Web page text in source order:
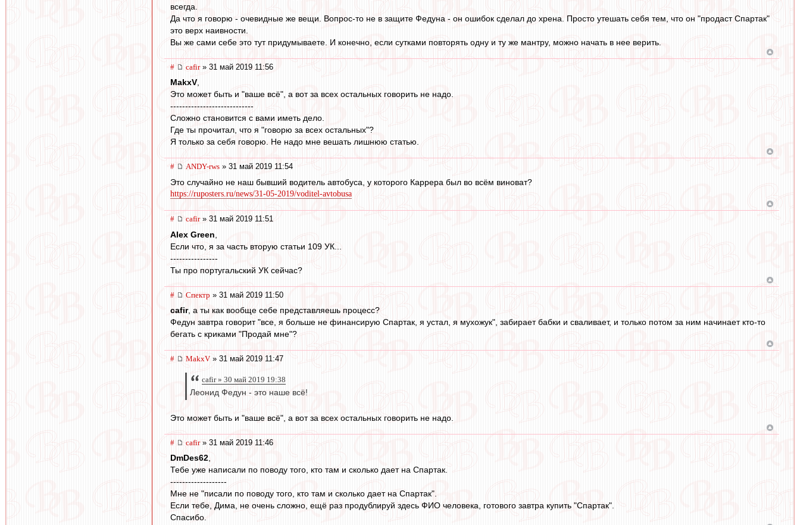
всегда.
Да что я говорю - очевидные же вещи. Вопрос-то не в защите Федуна - он ошибок сделал до хрена. Просто утешать себя тем, что он "продаст Спартак"
это верх наивности.
Вы же сами себе это тут придумываете. И конечно, если сутками повторять одну и ту же мантру, можно начать в нее верить.
# cafir» 31 май 2019 11:56
MakxV,
Это может быть и "ваше всё", а вот за всех остальных говорить не надо.
----------------------------
Сложно становится с вами иметь дело.
Где ты прочитал, что я "говорю за всех остальных"?
Я только за себя говорю. Не надо мне вешать лишнюю статью.
# ANDY-rws » 31 май 2019 11:54
Это случайно не наш бывший водитель автобуса, у которого Каррера был во всём виноват?
https://ruposters.ru/news/31-05-2019/voditel-avtobusa
# cafir» 31 май 2019 11:51
Alex Green
Если что, я за часть вторую статьи 109 УК...
----------------
Ты про португальский УК сейчас?
# Спектр » 31 май 2019 11:50
cafir, а ты как вообще себе представляешь процесс?
Федун завтра говорит "все, я больше не финансирую Спартак, я устал, я мухожук", забирает бабки и сваливает, и только потом за ним начинает кто-то
бегать с криками "Продай мне"?
# MakxV » 31 май 2019 11:47
cafir » 30 май 2019 19:38
Леонид Федун - это наше всё!
Это может быть и "ваше всё", а вот за всех остальных говорить не надо.
# cafir» 31 май 2019 11:46
DmDes62,
Тебе уже написали по поводу того, кто там и сколько дает на Спартак.
-------------------
Мне не "писали по поводу того, кто там и сколько дает на Спартак".
Если тебе, Дима, не очень сложно, ещё раз продублируй здесь ФИО человека, готового завтра купить "Спартак".
Спасибо.